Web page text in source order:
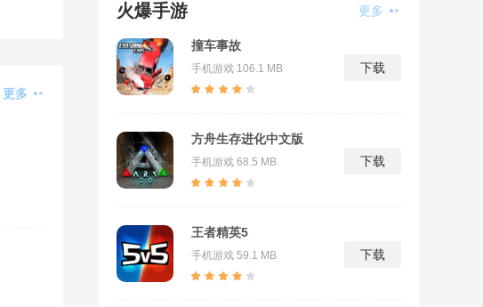
更多
火爆手游 更多
撞车事故
手机游戏 106.1 MB 下载
方舟生存进化中文版
手机游戏 68.5 MB 下载
王者精英5
手机游戏 59.1 MB 下载